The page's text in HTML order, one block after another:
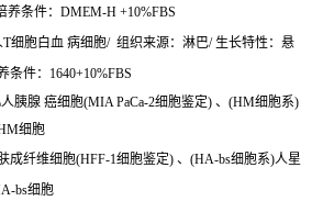
养条件：DMEM-H +10%FBS
T细胞白血 病细胞/ 组织来源：淋巴/ 生长特性：悬
条件：1640+10%FBS
胰腺 癌细胞(MIA PaCa-2细胞鉴定) 、(HM细胞系)
细胞
成纤维细胞(HFF-1细胞鉴定) 、(HA-bs细胞系)人星
bs细胞